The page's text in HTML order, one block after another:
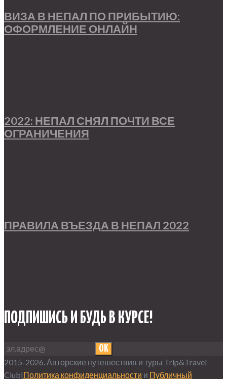
ВИЗА В НЕПАЛ ПО ПРИБЫТИЮ:
ОФОРМЛЕНИЕ ОНЛАЙН
2022: НЕПАЛ СНЯЛ ПОЧТИ ВСЕ
ОГРАНИЧЕНИЯ
ПРАВИЛА ВЪЕЗДА В НЕПАЛ 2022
ПОДПИШИСЬ И БУДЬ В КУРСЕ!
OK
2015-2026. Авторские путешествия и туры Trip&Travel
Club|Политика конфиденциальности и Публичный